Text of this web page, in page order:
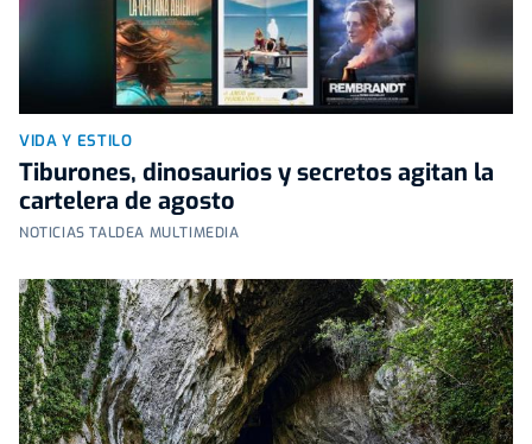
VIDA Y ESTILO
Tiburones, dinosaurios y secretos agitan la
cartelera de agosto
NOTICIAS TALDEA MULTIMEDIA